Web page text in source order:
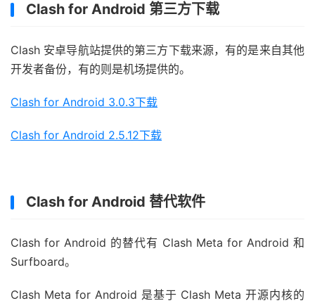
Clash for Android 第三方下载
Clash 安卓导航站提供的第三方下载来源，有的是来自其他
开发者备份，有的则是机场提供的。
Clash for Android 3.0.3下载
Clash for Android 2.5.12下载
Clash for Android 替代软件
Clash for Android 的替代有 Clash Meta for Android 和
Surfboard。
Clash Meta for Android 是基于 Clash Meta 开源内核的